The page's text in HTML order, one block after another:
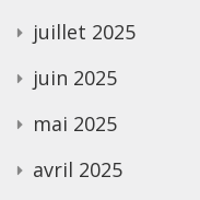
juillet 2025
juin 2025
mai 2025
avril 2025